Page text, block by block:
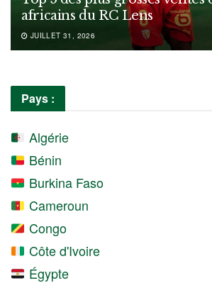
africains du RC Lens
JUILLET 31, 2026
Pays :
Algérie
Bénin
Burkina Faso
Cameroun
Congo
Côte d'Ivoire
Égypte